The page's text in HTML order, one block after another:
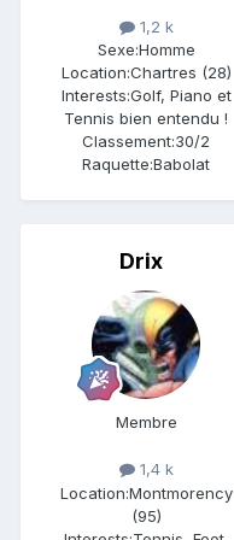
1,2 k
Sexe:Homme
Location:Chartres (28)
Interests:Golf, Piano et
Tennis bien entendu !
Classement:30/2
Raquette:Babolat
Drix
Membre
1,4 k
Location:Montmorency
(95)